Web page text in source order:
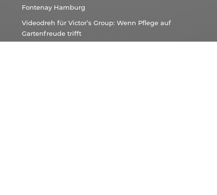
Fontenay Hamburg
Videodreh für Victor’s Group: Wenn Pflege auf
Gartenfreude trifft